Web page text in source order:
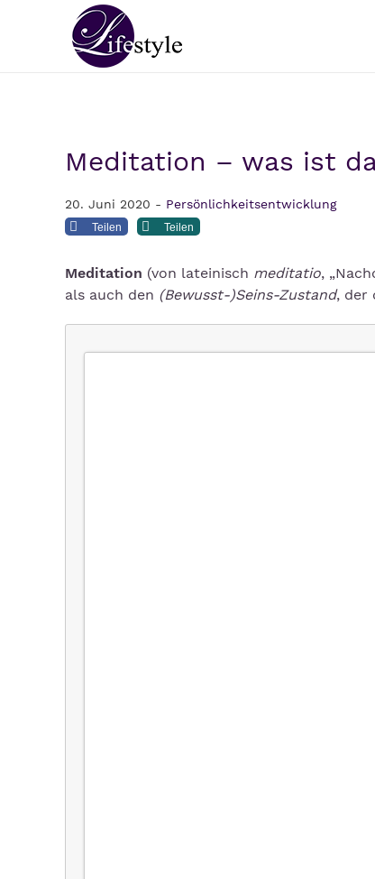
Meditation – was ist
20. Juni 2020 - Persönlichkeitsentwicklung
Teilen Teilen
Meditation (von lateinisch meditatio,
als auch den (Bewusst-)Seins-Zustand, der